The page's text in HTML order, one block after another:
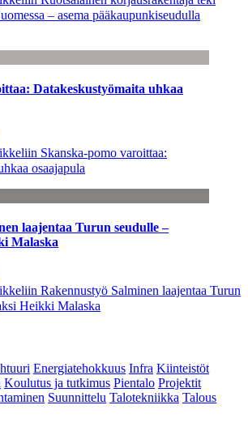
– asema pääkaupunkiseudulla
Datakeskustyömaita uhkaa
Skanska-pomo varoittaa:
osaajapula
laajentaa Turun seudulle –
Malaska
Rakennustyö Salminen laajentaa Turun
Heikki Malaska
Energiatehokkuus Infra Kiinteistöt
Koulutus ja tutkimus Pientalo Projektit
Suunnittelu Talotekniikka Talous